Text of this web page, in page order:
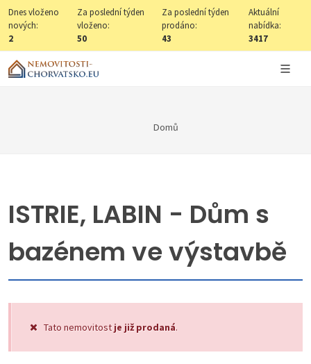
Dnes vloženo
nových:
2
Za poslední týden
vloženo:
50
Za poslední týden
prodáno:
43
Aktuální
nabídka:
3417
Domů
ISTRIE, LABIN - Dům s
bazénem ve výstavbě
Tato nemovitost je již prodaná.